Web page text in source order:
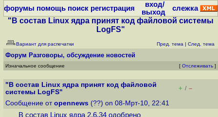
форумы помощь поиск регистрация
вход/
выход
слежка
"В состав Linux ядра принят код файловой системы
LogFS"
Вариант для распечатки Пред. тема | След. тема
Форум Разговоры, обсуждение новостей
Изначальное сообщение [ Отслеживать ]
"В состав Linux ядра принят код файловой
системы LogFS"
+ / –
Сообщение от opennews (??) on 08-Мрт-10, 22:41
В состав Linux ядра 2.6.34 одобрено